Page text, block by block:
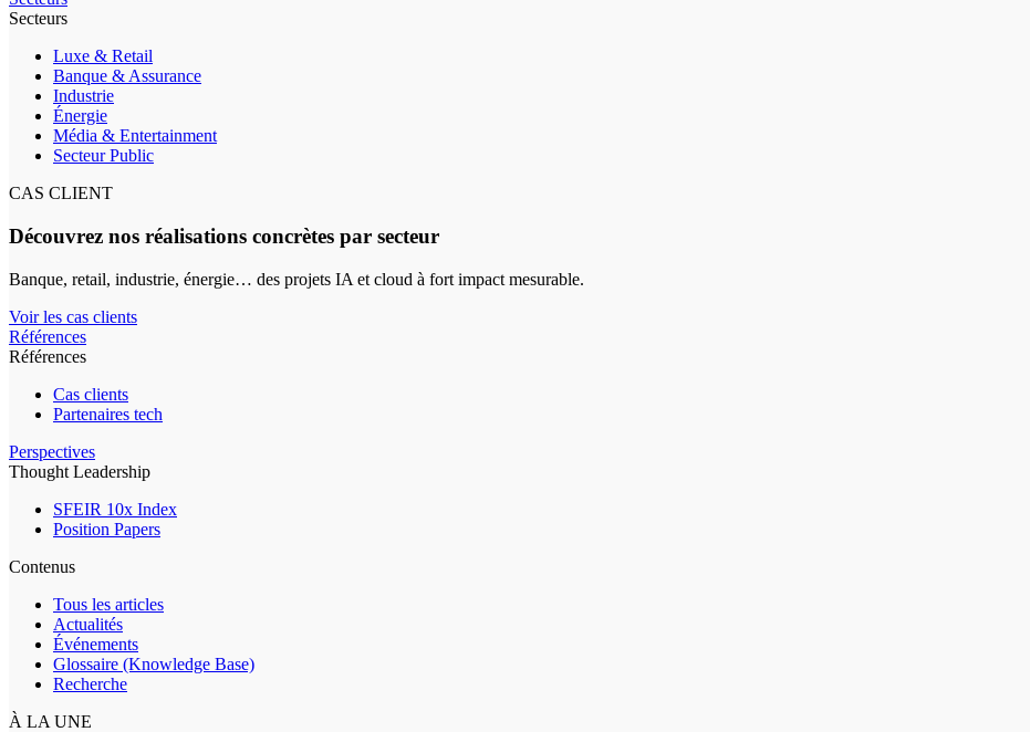
Secteurs
Luxe & Retail
Banque & Assurance
Industrie
Énergie
Média & Entertainment
Secteur Public
CAS CLIENT
Découvrez nos réalisations concrètes par secteur
Banque, retail, industrie, énergie… des projets IA et cloud à fort impact mesurable.
Voir les cas clients
Références
Références
Cas clients
Partenaires tech
Perspectives
Thought Leadership
SFEIR 10x Index
Position Papers
Contenus
Tous les articles
Actualités
Événements
Glossaire (Knowledge Base)
Recherche
À LA UNE